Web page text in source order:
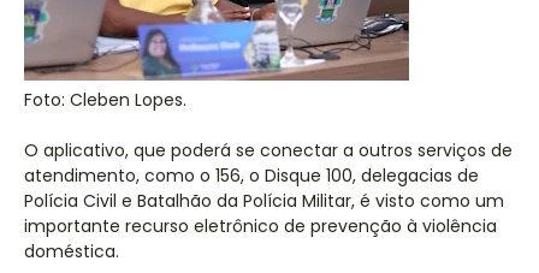
Foto: Cleben Lopes.
O aplicativo, que poderá se conectar a outros serviços de
atendimento, como o 156, o Disque 100, delegacias de
Polícia Civil e Batalhão da Polícia Militar, é visto como um
importante recurso eletrônico de prevenção à violência
doméstica.